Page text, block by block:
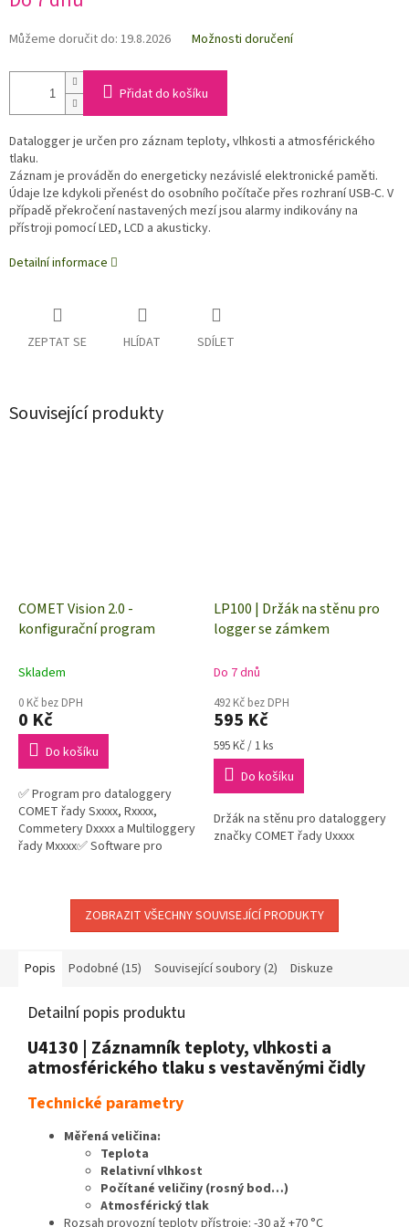
Můžeme doručit do: 19.8.2026 Možnosti doručení
Přidat do košíku
Datalogger je určen pro záznam teploty, vlhkosti a atmosférického
tlaku.
Záznam je prováděn do energeticky nezávislé elektronické paměti.
Údaje lze kdykoli přenést do osobního počítače přes rozhraní USB-C. V
případě překročení nastavených mezí jsou alarmy indikovány na
přístroji pomocí LED, LCD a akusticky.
Detailní informace
ZEPTAT SE HLÍDAT SDÍLET
Související produkty
COMET Vision 2.0 -
konfigurační program
Skladem
0 Kč bez DPH
0 Kč
Do košíku
✅ Program pro dataloggery
COMET řady Sxxxx, Rxxxx,
Commetery Dxxxx a Multiloggery
řady Mxxxx✅ Software pro
LP100 | Držák na stěnu pro
logger se zámkem
Do 7 dnů
492 Kč bez DPH
595 Kč
Měrná
cena:
595 Kč / 1 ks
Do košíku
Držák na stěnu pro dataloggery
značky COMET řady Uxxxx
ZOBRAZIT VŠECHNY SOUVISEJÍCÍ PRODUKTY
Popis Podobné (15) Související soubory (2) Diskuze
Detailní popis produktu
U4130 | Záznamník teploty, vlhkosti a
atmosférického tlaku s vestavěnými čidly
Technické parametry
Měřená veličina:
Teplota
Relativní vlhkost
Počítané veličiny (rosný bod…)
Atmosférický tlak
Rozsah provozní teploty přístroje: -30 až +70 °C